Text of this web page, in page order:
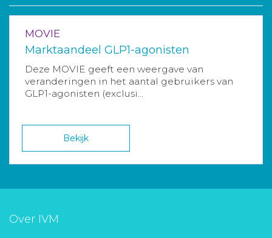
MOVIE
Marktaandeel GLP1-agonisten
Deze MOVIE geeft een weergave van
veranderingen in het aantal gebruikers van
GLP1-agonisten (exclusi...
Bekijk
Over IVM